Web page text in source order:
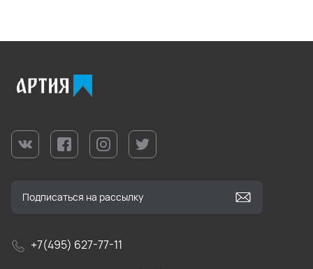
+7(495) 627-77-11